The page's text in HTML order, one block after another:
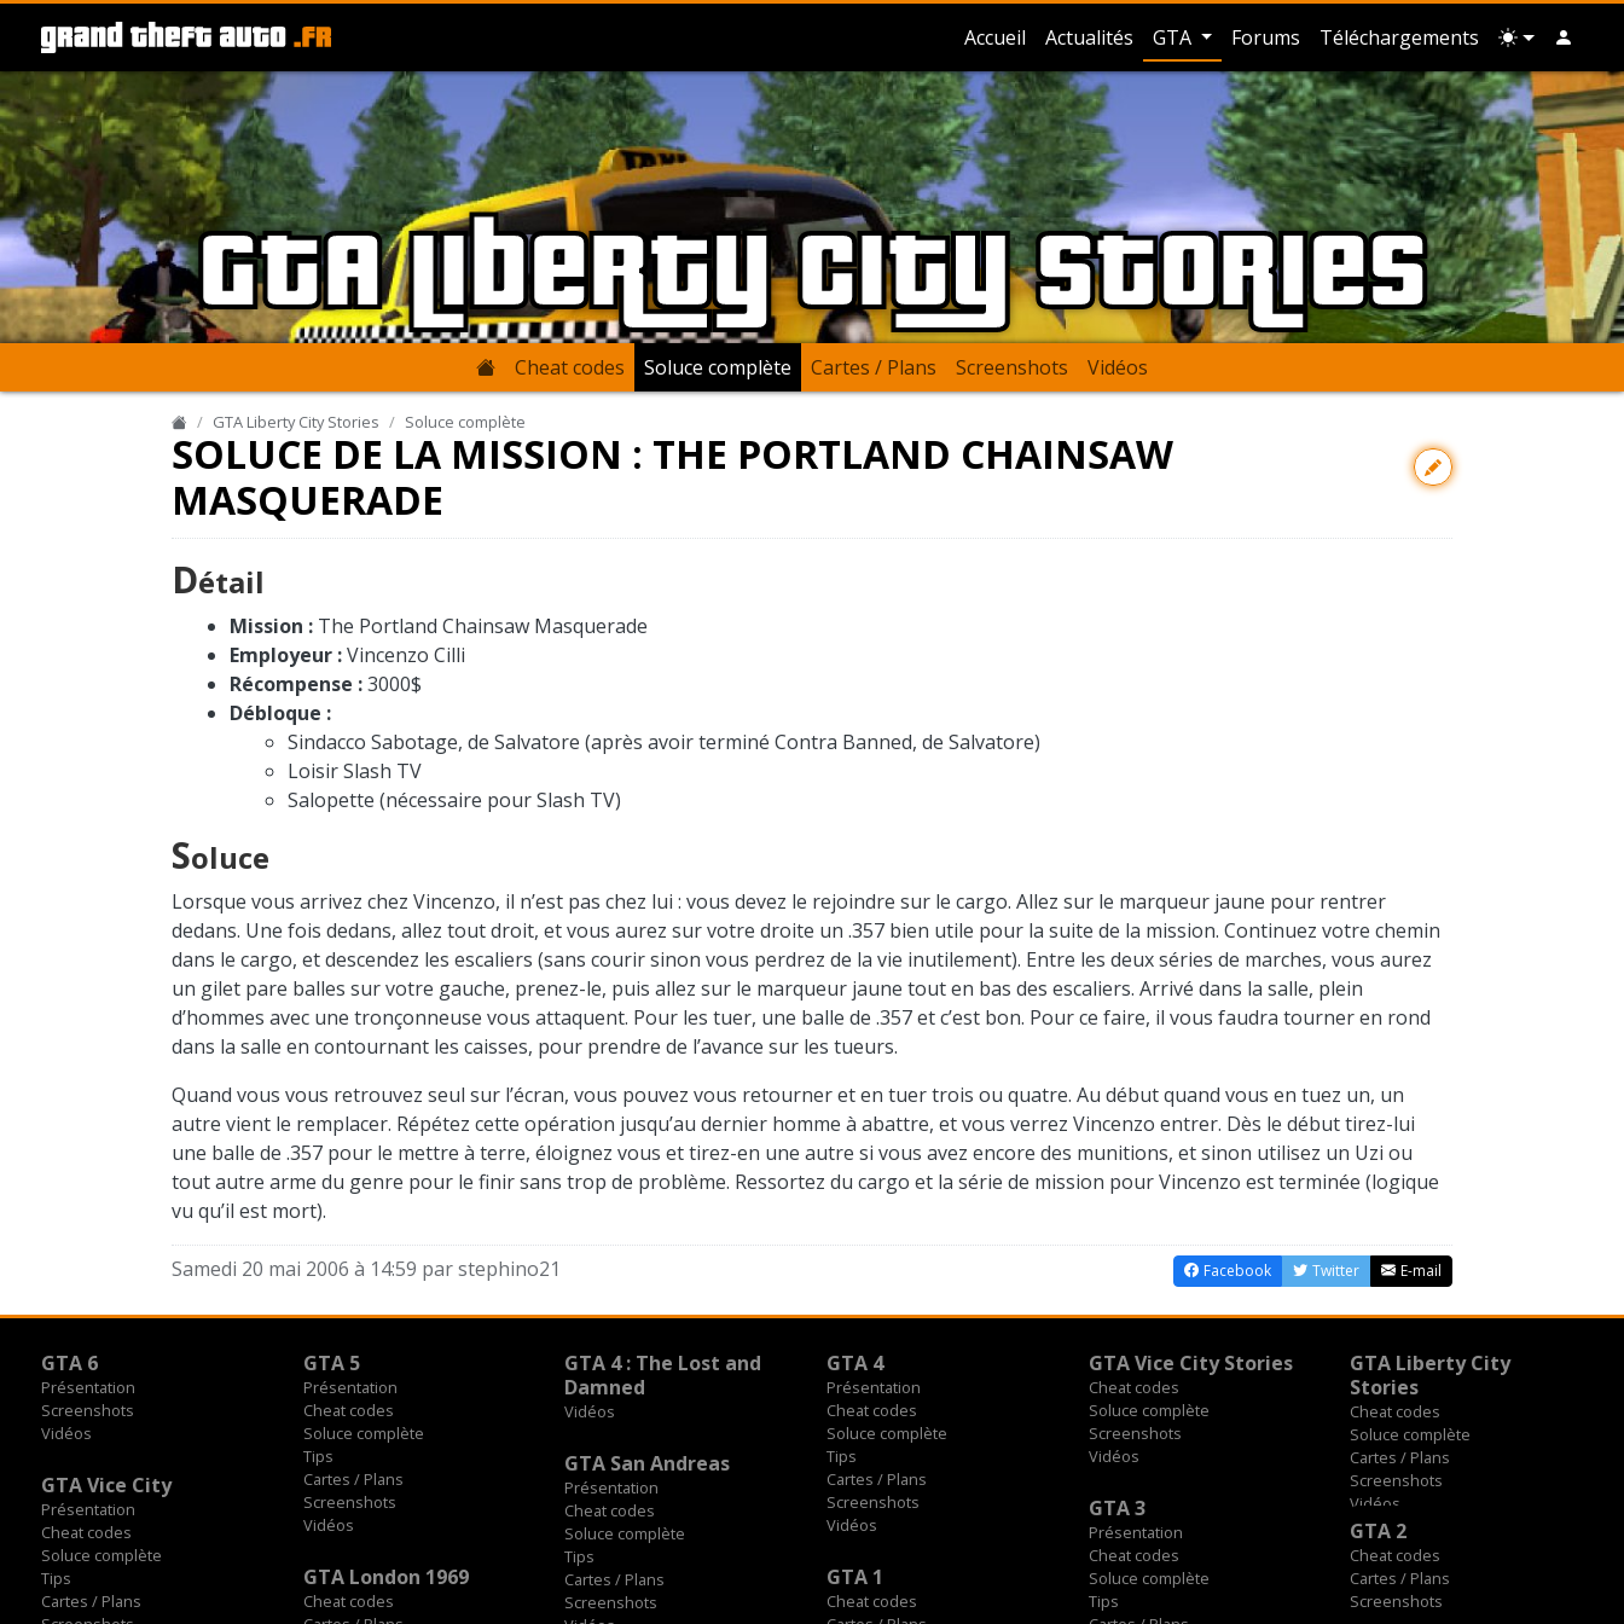
Accueil Actualités GTA Forums Téléchargements
GTA Liberty City Stories
Cheat codes Soluce complète Cartes / Plans Screenshots Vidéos
GTA Liberty City Stories Soluce complète
SOLUCE DE LA MISSION : THE PORTLAND CHAINSAW
MASQUERADE
Détail
Mission : The Portland Chainsaw Masquerade
Employeur :Vincenzo Cilli
Récompense :3000$
Débloque :
Sindacco Sabotage, de Salvatore (après avoir terminé Contra Banned, de Salvatore)
Loisir Slash TV
Salopette (nécessaire pour Slash TV)
Soluce
Lorsque vous arrivez chez Vincenzo, il n’est pas chez lui : vous devez le rejoindre sur le cargo. Allez sur le marqueur jaune pour rentrer
dedans. Une fois dedans, allez tout droit, et vous aurez sur votre droite un .357 bien utile pour la suite de la mission. Continuez votre chemin
dans le cargo, et descendez les escaliers (sans courir sinon vous perdrez de la vie inutilement). Entre les deux séries de marches, vous aurez
un gilet pare balles sur votre gauche, prenez-le, puis allez sur le marqueur jaune tout en bas des escaliers. Arrivé dans la salle, plein
d’hommes avec une tronçonneuse vous attaquent. Pour les tuer, une balle de .357 et c’est bon. Pour ce faire, il vous faudra tourner en rond
dans la salle en contournant les caisses, pour prendre de l’avance sur les tueurs.
Quand vous vous retrouvez seul sur l’écran, vous pouvez vous retourner et en tuer trois ou quatre. Au début quand vous en tuez un, un
autre vient le remplacer. Répétez cette opération jusqu’au dernier homme à abattre, et vous verrez Vincenzo entrer. Dès le début tirez-lui
une balle de .357 pour le mettre à terre, éloignez vous et tirez-en une autre si vous avez encore des munitions, et sinon utilisez un Uzi ou
tout autre arme du genre pour le finir sans trop de problème. Ressortez du cargo et la série de mission pour Vincenzo est terminée (logique
vu qu’il est mort).
Samedi 20 mai 2006 à 14:59 parstephino21 Facebook Twitter E-mail
GTA 6
Présentation
Screenshots
Vidéos
GTA 5
Présentation
Cheat codes
Soluce complète
Tips
Cartes / Plans
Screenshots
Vidéos
GTA 4 : The Lost and
Damned
Vidéos
GTA 4
Présentation
Cheat codes
Soluce complète
Tips
Cartes / Plans
Screenshots
Vidéos
GTA Vice City Stories
Cheat codes
Soluce complète
Screenshots
Vidéos
GTA Liberty City
Stories
Cheat codes
Soluce complète
Cartes / Plans
Screenshots
Vidéos
GTA San Andreas
Présentation
Cheat codes
Soluce complète
Tips
Cartes / Plans
Screenshots
GTA Vice City
Présentation
Cheat codes
Soluce complète
Tips
Cartes / Plans
GTA 3
Présentation
Cheat codes
Soluce complète
Tips
GTA 2
Cheat codes
Cartes / Plans
Screenshots
GTA London 1969
Cheat codes
GTA 1
Cheat codes